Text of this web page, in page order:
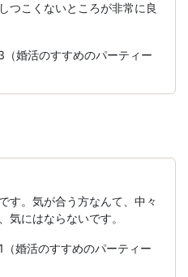
つこくないところが非常に良
婚活のすすめのパーティー
す。気が合う方なんて、中々
気にはならないです。
婚活のすすめのパーティー